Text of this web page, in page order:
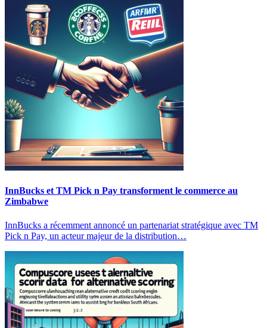
InnBucks et TM Pick n Pay transforment le commerce au
Zimbabwe
InnBucks a récemment annoncé un partenariat stratégique avec TM
Pick n Pay, un acteur majeur de la distribution…